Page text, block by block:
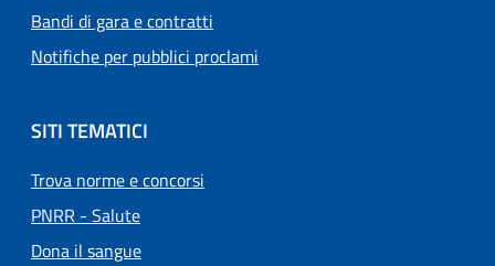
Bandi di gara e contratti
Notifiche per pubblici proclami
SITI TEMATICI
Trova norme e concorsi
PNRR - Salute
Dona il sangue